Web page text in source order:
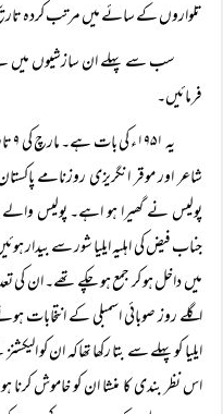
تلواروں کے سائے میں مرتب کردہ
سب سے پہلے ان سازشیوں میں سے
فرمائیں۔
شاعر اور موقر انگریزی روزنامے
پولیس نے گھیرا ہو اہے۔ پولیس
جناب فیض کی اہلیہ ایلیا شور سے بیدار
میں داخل ہو کر جمع ہو چکے تھے۔ ان کی
اگلے روز صوبائی اسمبلی کے
ایلیا کو پہلے سے بتا رکھا تھاکہ ان کو
اس نظر بندی کا منشا ان کو خاموش